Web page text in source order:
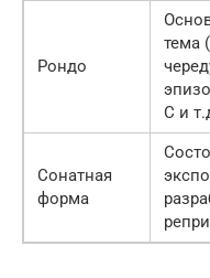
Рондо
тема
C и
Сонатная
форма